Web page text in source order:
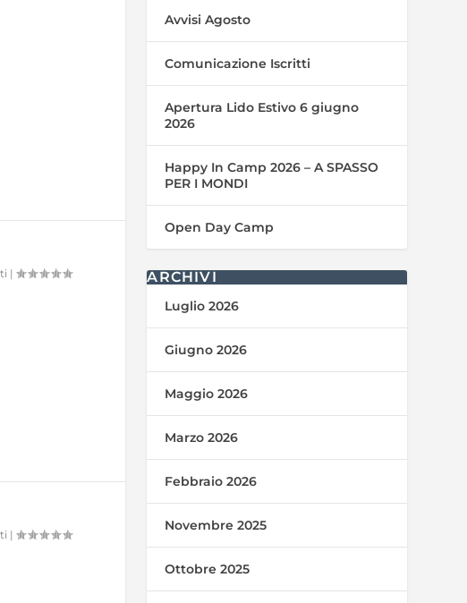
|
|
Avvisi Agosto
Comunicazione Iscritti
Apertura Lido Estivo 6 giugno
2026
Happy In Camp 2026 – A SPASSO
PER I MONDI
Open Day Camp
ARCHIVI
Luglio 2026
Giugno 2026
Maggio 2026
Marzo 2026
Febbraio 2026
Novembre 2025
Ottobre 2025